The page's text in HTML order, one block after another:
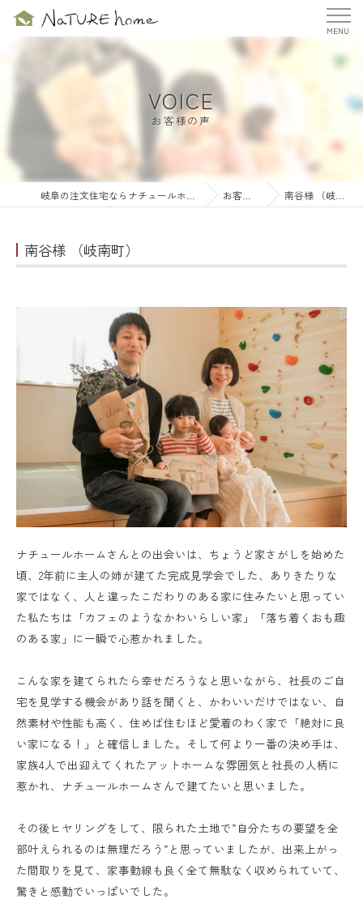
VOICE
お客様の声
お客様の声 南谷様 （岐南町）
南谷様 （岐南町）
ナチュールホームさんとの出会いは、ちょうど家さがしを始めた
頃、2年前に主人の姉が建てた完成見学会でした、ありきたりな
家ではなく、人と違ったこだわりのある家に住みたいと思ってい
た私たちは「カフェのようなかわいらしい家」「落ち着くおも趣
のある家」に一瞬で心惹かれました。
こんな家を建てられたら幸せだろうなと思いながら、社長のご自
宅を見学する機会があり話を聞くと、かわいいだけではない、自
然素材や性能も高く、住めば住むほど愛着のわく家で「絶対に良
い家になる！」と確信しました。そして何より一番の決め手は、
家族4人で出迎えてくれたアットホームな雰囲気と社長の人柄に
惹かれ、ナチュールホームさんで建てたいと思いました。
その後ヒヤリングをして、限られた土地で”自分たちの要望を全
部叶えられるのは無理だろう”と思っていましたが、出来上がっ
た間取りを見て、家事動線も良く全て無駄なく収められていて、
驚きと感動でいっぱいでした。